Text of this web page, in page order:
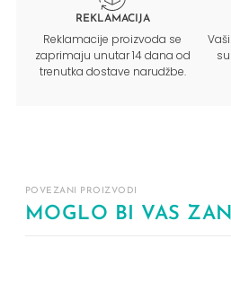
REKLAMACIJA
Reklamacije proizvoda se
zaprimaju unutar 14 dana od
trenutka dostave narudžbe.
POVEZANI PROIZVODI
MOGLO BI VAS